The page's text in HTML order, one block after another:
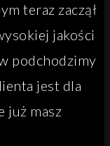
teraz zaczął
jakości
podchodzimy
jest dla
już masz